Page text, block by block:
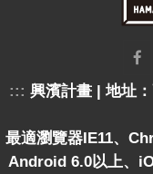
::: 興濱計畫 | 地址
最適瀏覽器IE11、
Android 6.0以上、